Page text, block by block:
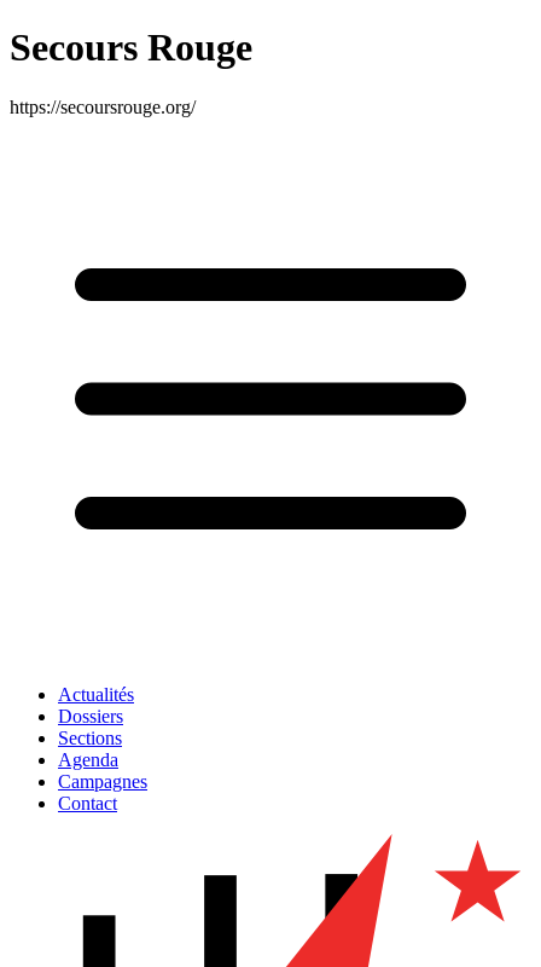
Secours Rouge
https://secoursrouge.org/
Actualités
Dossiers
Sections
Agenda
Campagnes
Contact